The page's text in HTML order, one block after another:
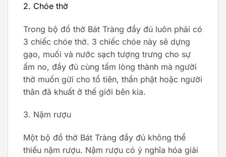
2. Chóe thờ
Trong bộ đồ thờ Bát Tràng đầy đủ luôn phải có
3 chiếc chóe thờ. 3 chiếc chóe này sẽ dựng
gạo, muối và nước sạch tượng trưng cho sự
ấm no, đầy đủ cùng tấm lòng thành mà người
thờ muốn gửi cho tổ tiên, thần phật hoặc người
thân đã khuất ở thế giới bên kia.
3. Nậm rượu
Một bộ đồ thờ Bát Tràng đầy đủ không thể
thiếu nậm rượu. Nậm rượu có ý nghĩa hóa giải